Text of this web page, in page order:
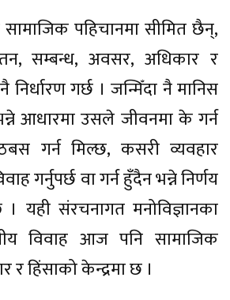
पहिचानमा सीमित छैन्,
सम्बन्ध, अवसर, अधिकार र
निर्धारण गर्छ । जन्मिँदा नै मानिस
आधारमा उसले जीवनमा के गर्न
गर्न मिल्छ, कसरी व्यवहार
गर्नुपर्छ वा गर्न हुँदैन भन्ने निर्णय
यही संरचनागत मनोविज्ञानका
विवाह आज पनि सामाजिक
र हिंसाको केन्द्रमा छ ।